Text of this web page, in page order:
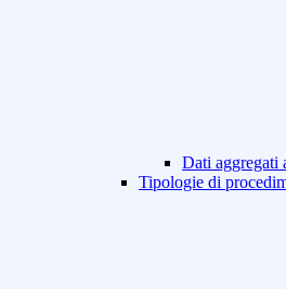
Dati aggregati
Tipologie di